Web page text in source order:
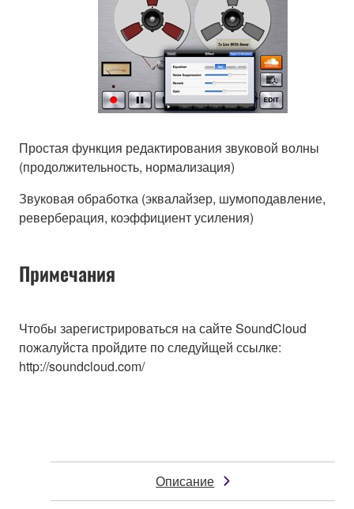
Простая функция редактирования звуковой волны
(продолжительность, нормализация)
Звуковая обработка (эквалайзер, шумоподавление,
реверберация, коэффициент усиления)
Примечания
Чтобы зарегистрироваться на сайте SoundCloud
пожалуйста пройдите по следуйщей ссылке:
http://soundcloud.com/
Описание